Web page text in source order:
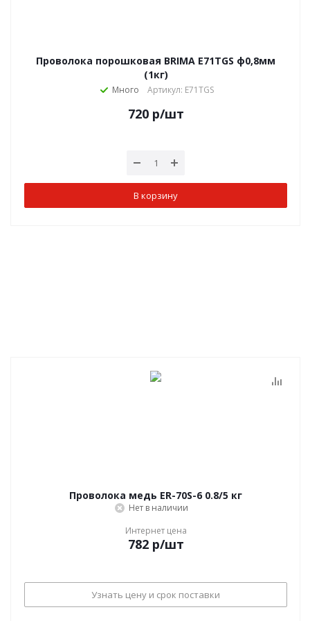
Проволока порошковая BRIMA E71TGS ф0,8мм
(1кг)
Много Артикул: E71TGS
720р/шт
В корзину
Проволока медь ER-70S-6 0.8/5 кг
Нет в наличии
Интернет цена
782р/шт
Узнать цену и срок поставки